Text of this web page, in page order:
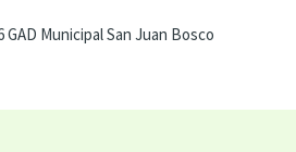
Municipal San Juan Bosco